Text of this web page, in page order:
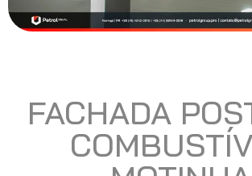
FACHADA